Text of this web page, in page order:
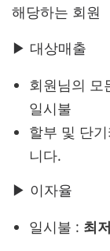
해당하는 회원
▶ 대상매출
회원님의 모
일시불
할부 및 단
니다.
▶ 이자율
일시불 : 최